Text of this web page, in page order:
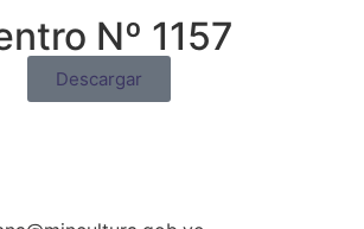
Nº 1157
Descargar